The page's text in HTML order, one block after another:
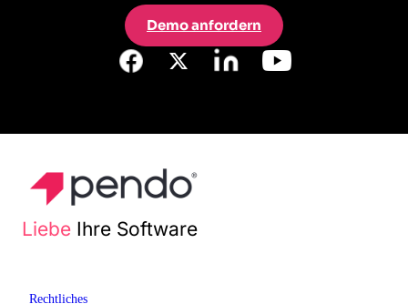
Demo anfordern
Liebe Ihre Software
Rechtliches